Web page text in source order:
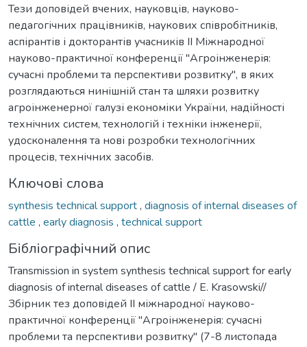
Тези доповідей вчених, науковців, науково-
педагогічних працівників, наукових співробітників,
аспірантів і докторантів учасників ІІ Міжнародної
науково-практичної конференції "Агроінженерія:
сучасні проблеми та перспективи розвитку", в яких
розглядаються нинішній стан та шляхи розвитку
агроінженерної галузі економіки України, надійності
технічних систем, технологій і техніки інженерії,
удосконалення та нові розробки технологічних
процесів, технічних засобів.
Ключові слова
synthesis technical support, diagnosis of internal diseases of
cattle , early diagnosis , technical support
Бібліографічний опис
Transmission in system synthesis technical support for early
diagnosis of internal diseases of cattle / E. Krasowski//
Збірник тез доповідей ІІ міжнародної науково-
практичної конференції "Агроінженерія: сучасні
проблеми та перспективи розвитку" (7-8 листопада